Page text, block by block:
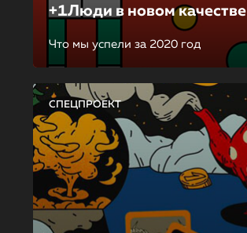
+1Люди в новом качестве
Что мы успели за 2020 год
СПЕЦПРОЕКТ